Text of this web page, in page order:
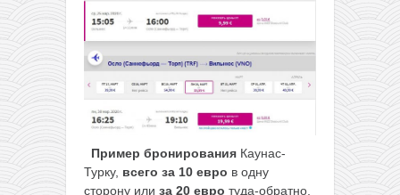
Пример бронирования Каунас-
Турку, всего за 10 евро в одну
сторону или за 20 евро туда-обратно,